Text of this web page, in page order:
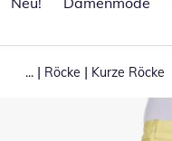
... | Röcke | Kurze Röcke